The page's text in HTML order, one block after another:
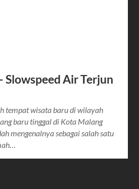
Slowspeed Air Terjun
tempat wisata baru di wilayah
baru tinggal di Kota Malang
mengenalnya sebagai salah satu